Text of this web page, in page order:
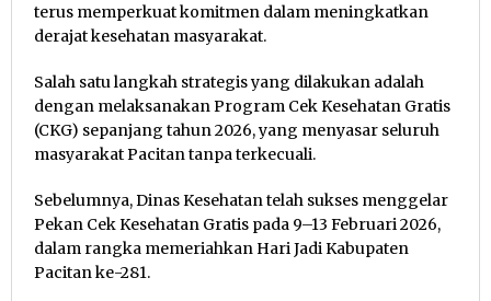
terus memperkuat komitmen dalam meningkatkan
derajat kesehatan masyarakat.
Salah satu langkah strategis yang dilakukan adalah
dengan melaksanakan Program Cek Kesehatan Gratis
(CKG) sepanjang tahun 2026, yang menyasar seluruh
masyarakat Pacitan tanpa terkecuali.
Sebelumnya, Dinas Kesehatan telah sukses menggelar
Pekan Cek Kesehatan Gratis pada 9–13 Februari 2026,
dalam rangka memeriahkan Hari Jadi Kabupaten
Pacitan ke-281.